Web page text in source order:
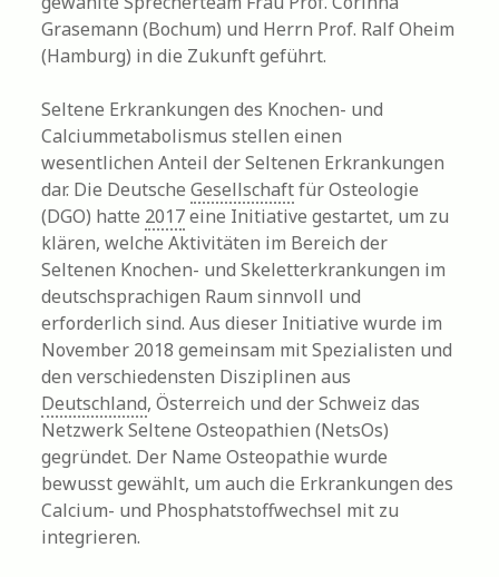
Grasemann (Bochum) und Herrn Prof. Ralf Oheim
(Hamburg) in die Zukunft geführt.
Seltene Erkrankungen des Knochen- und
Calciummetabolismus stellen einen
wesentlichen Anteil der Seltenen Erkrankungen
dar. Die DeutscheGesellschaftfür Osteologie
(DGO) hatte 2017eine Initiative gestartet, um zu
klären, welche Aktivitäten im Bereich der
Seltenen Knochen- und Skeletterkrankungen im
deutschsprachigen Raum sinnvoll und
erforderlich sind. Aus dieser Initiative wurde im
November 2018 gemeinsam mit Spezialisten und
den verschiedensten Disziplinen aus
Deutschland, Österreich und der Schweiz das
Netzwerk Seltene Osteopathien (NetsOs)
gegründet. Der Name Osteopathie wurde
bewusst gewählt, um auch die Erkrankungen des
Calcium- und Phosphatstoffwechsel mit zu
integrieren.